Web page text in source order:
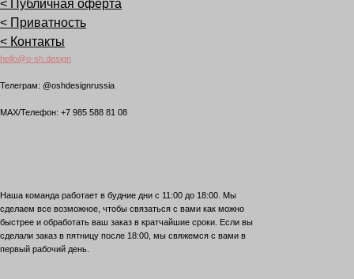
< Публичная оферта
< Приватность
< Контакты
hello@o-sh.design
Teлеграм: @oshdesignrussia
MAX/Телефон: +7 985 588 81 08
Наша команда работает в будние дни с 11:00 до 18:00. Мы
сделаем все возможное, чтобы связаться с вами как можно
быстрее и обработать ваш заказ в кратчайшие сроки. Если вы
сделали заказ в пятницу после 18:00, мы свяжемся с вами в
первый рабочий день.